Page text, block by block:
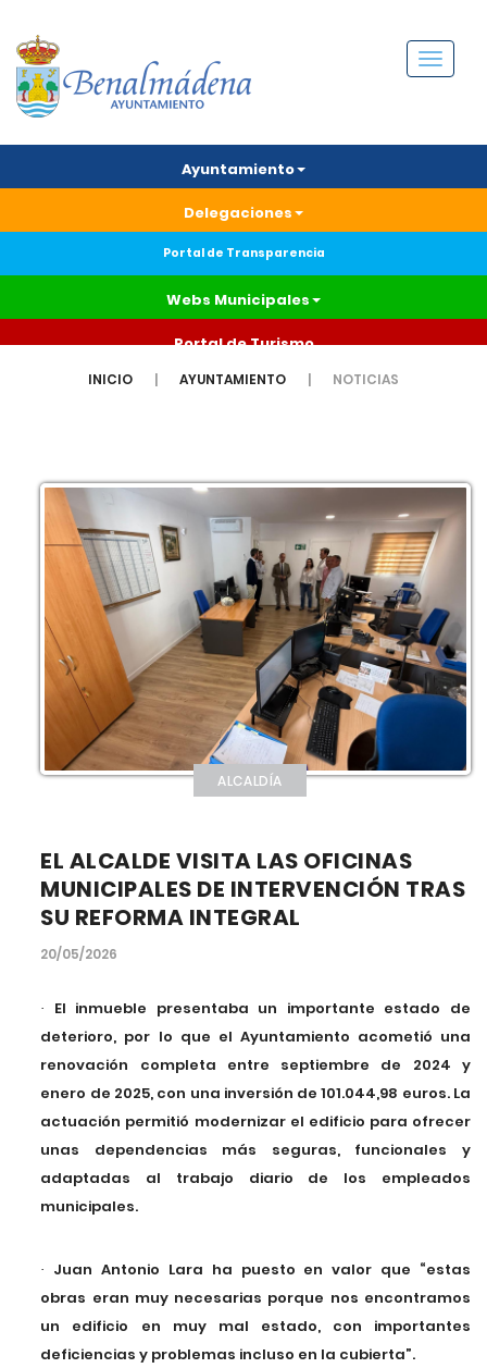
Menú
Ayuntamiento
Delegaciones
Portal de Transparencia
Webs Municipales
Portal de Turismo
INICIO AYUNTAMIENTO NOTICIAS
ALCALDÍA
EL ALCALDE VISITA LAS OFICINAS
MUNICIPALES DE INTERVENCIÓN TRAS
SU REFORMA INTEGRAL
20/05/2026
· El inmueble presentaba un importante estado de
deterioro, por lo que el Ayuntamiento acometió una
renovación completa entre septiembre de 2024 y
enero de 2025, con una inversión de 101.044,98 euros. La
actuación permitió modernizar el edificio para ofrecer
unas dependencias más seguras, funcionales y
adaptadas al trabajo diario de los empleados
municipales.
· Juan Antonio Lara ha puesto en valor que “estas
obras eran muy necesarias porque nos encontramos
un edificio en muy mal estado, con importantes
deficiencias y problemas incluso en la cubierta”.